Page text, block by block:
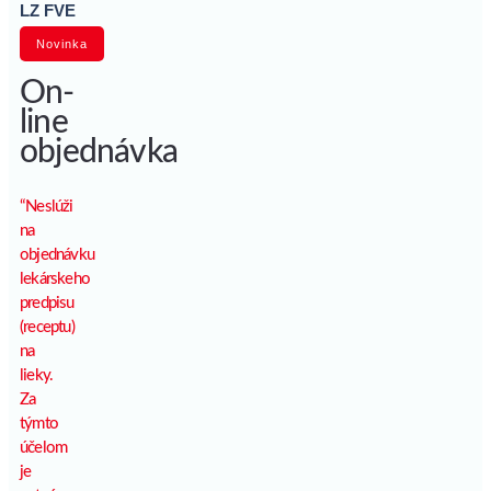
LZ FVE
Novinka
On-
line
objednávka
“Neslúži
na
objednávku
lekárskeho
predpisu
(receptu)
na
lieky.
Za
týmto
účelom
je